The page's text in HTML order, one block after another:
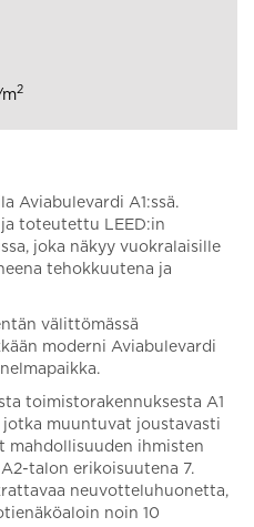
Aviabulevardi A1:ssä.
toteutettu LEED:in
joka näkyy vuokralaisille
tehokkuutena ja
välittömässä
moderni Aviabulevardi
toimistorakennuksesta A1
muuntuvat joustavasti
mahdollisuuden ihmisten
talon erikoisuutena 7.
neuvotteluhuonetta,
noin 10
2